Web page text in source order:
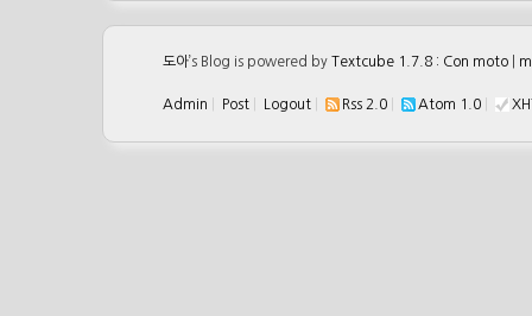
도아’s Blog is powered by Textcube 1.7.8 : Con moto
Admin Post Logout Rss 2.0 Atom 1.0